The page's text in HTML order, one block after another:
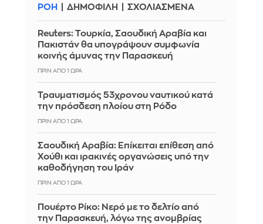
ΡΟΗ ΔΗΜΟΦΙΛΗ ΣΧΟΛΙΑΣΜΕΝΑ
Reuters: Τουρκία, Σαουδική Αραβία και
Πακιστάν θα υπογράψουν συμφωνία
κοινής άμυνας την Παρασκευή
ΠΡΙΝ ΑΠΌ 1 ΏΡΑ
Τραυματισμός 53χρονου ναυτικού κατά
την πρόσδεση πλοίου στη Ρόδο
ΠΡΙΝ ΑΠΌ 1 ΏΡΑ
Σαουδική Αραβία: Επίκειται επίθεση από
Χούθι και ιρακινές οργανώσεις υπό την
καθοδήγηση του Ιράν
ΠΡΙΝ ΑΠΌ 1 ΏΡΑ
Πουέρτο Ρίκο: Νερό με το δελτίο από
την Παρασκευή, λόγω της ανομβρίας